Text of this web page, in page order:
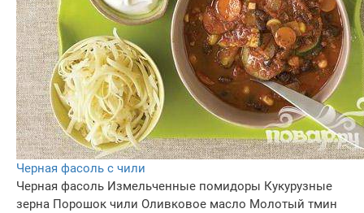
Черная фасоль с чили
Черная фасоль Измельченные помидоры Кукурузные
зерна Порошок чили Оливковое масло Молотый тмин